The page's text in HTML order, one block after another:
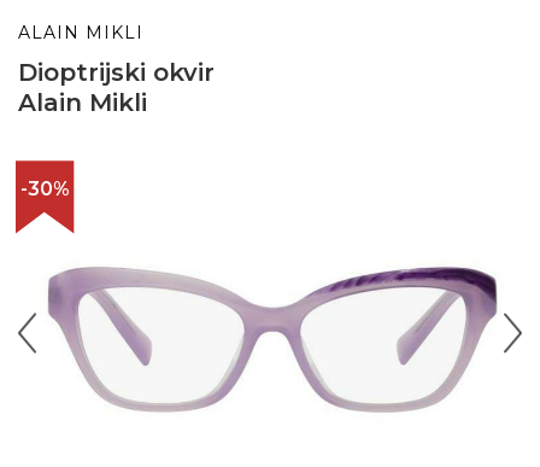
ALAIN MIKLI
Dioptrijski okvir
Alain Mikli
-30%